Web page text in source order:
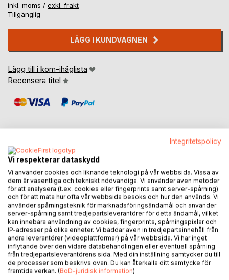
inkl. moms / exkl. frakt
Tillgänglig
LÄGG I KUNDVAGNEN
Lägg till i kom-ihåglista
Recensera titel
BESKRIVNING
Lili Gyenes Zigenarorkester var en mycket populär ungersk
damorkester som turnerade i hela Europa under 1930-talet.
De vackra ungerskorna och den eldiga musiken lockade
stora och trogna åhörarskaror och många beundrare. I
några fall tände det till mellan musiker och beundrare. Den
spirande kärleken mellan Gunnar och Manci hölls vid liv av
en intensiv brevväxling. Deras romans, orkestern och
orkesterns inre liv skildras i text och bild.
Henning Ericson tar utgångspunkt i legenden om hur hans
Integritetspolicy
Vi respekterar dataskydd
Vi använder cookies och liknande teknologi på vår webbsida. Vissa av
dem är väsentliga och tekniskt nödvändiga. Vi använder även metoder
för att analysera (t.ex. cookies eller fingerprints samt server-spårning)
och för att mäta hur ofta vår webbsida besöks och hur den används. Vi
använder spårningsteknik för marknadsföringsändamål och använder
server-spårning samt tredjepartsleverantörer för detta ändamål, vilket
kan innebära användning av cookies, fingerprints, spårningspixlar och
IP-adresser på olika enheter. Vi bäddar även in tredjepartsinnehåll från
andra leverantörer (videoplattformar) på vår webbsida. Vi har inget
inflytande över den vidare databehandlingen eller eventuell spårning
från tredjepartsleverantörens sida. Med din inställning samtycker du till
de processer som beskrivs ovan. Du kan återkalla ditt samtycke för
framtida verkan. (BoD-juridisk information)